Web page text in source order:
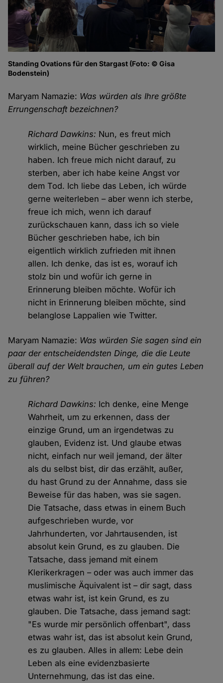
Standing Ovations für den Stargast (Foto: © Gisa
Bodenstein)
Maryam Namazie: Was würden als Ihre größte
Errungenschaft bezeichnen?
Richard Dawkins: Nun, es freut mich
wirklich, meine Bücher geschrieben zu
haben. Ich freue mich nicht darauf, zu
sterben, aber ich habe keine Angst vor
dem Tod. Ich liebe das Leben, ich würde
gerne weiterleben – aber wenn ich sterbe,
freue ich mich, wenn ich darauf
zurückschauen kann, dass ich so viele
Bücher geschrieben habe, ich bin
eigentlich wirklich zufrieden mit ihnen
allen. Ich denke, das ist es, worauf ich
stolz bin und wofür ich gerne in
Erinnerung bleiben möchte. Wofür ich
nicht in Erinnerung bleiben möchte, sind
belanglose Lappalien wie Twitter.
Maryam Namazie: Was würden Sie sagen sind ein
paar der entscheidendsten Dinge, die die Leute
überall auf der Welt brauchen, um ein gutes Leben
zu führen?
Richard Dawkins: Ich denke, eine Menge
Wahrheit, um zu erkennen, dass der
einzige Grund, um an irgendetwas zu
glauben, Evidenz ist. Und glaube etwas
nicht, einfach nur weil jemand, der älter
als du selbst bist, dir das erzählt, außer,
du hast Grund zu der Annahme, dass sie
Beweise für das haben, was sie sagen.
Die Tatsache, dass etwas in einem Buch
aufgeschrieben wurde, vor
Jahrhunderten, vor Jahrtausenden, ist
absolut kein Grund, es zu glauben. Die
Tatsache, dass jemand mit einem
Klerikerkragen – oder was auch immer das
muslimische Äquivalent ist – dir sagt, dass
etwas wahr ist, ist kein Grund, es zu
glauben. Die Tatsache, dass jemand sagt:
"Es wurde mir persönlich offenbart", dass
etwas wahr ist, das ist absolut kein Grund,
es zu glauben. Alles in allem: Lebe dein
Leben als eine evidenzbasierte
Unternehmung, das ist das eine.